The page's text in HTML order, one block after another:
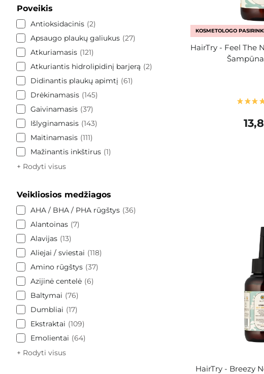
Poveikis
Antioksidacinis 2
Apsaugo plaukų galiukus 27
Atkuriamasis 121
Atkuriantis hidrolipidinį barjerą
2
Didinantis plaukų apimtį
61
Drėkinamasis 145
Gaivinamasis 37
Išlyginamasis 143
Maitinamasis 111
Mažinantis inkštirus 1
+ Rodyti visus
Veikliosios medžiagos
AHA / BHA / PHA rūgštys 36
Alantoinas 7
Alavijas 13
Aliejai / sviestai
118
Amino rūgštys 37
Azijinė centelė 6
Baltymai
76
Dumbliai
17
Ekstraktai
109
Emolientai
64
+ Rodyti visus
KOSMETOLOGO
HairTry - Feel The
HairTry - Breezy